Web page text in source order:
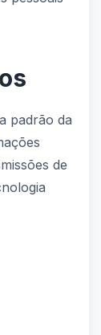
padrão da
de